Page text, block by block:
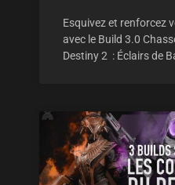
Esquivez et renforcez
avec le Build 3.0
Destiny 2 : Éclairs de